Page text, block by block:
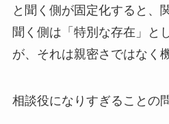
と聞く側が固定化すると、
聞く側は「特別な存在」と
が、それは親密さではなく
相談役になりすぎることの